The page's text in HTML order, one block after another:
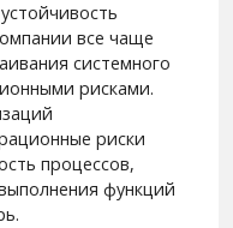
все чаще
системного
рисками.
риски
процессов,
функций